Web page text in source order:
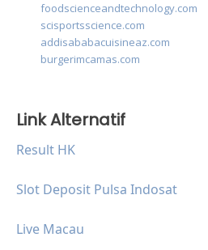
foodscienceandtechnology.com
scisportsscience.com
addisababacuisineaz.com
burgerimcamas.com
Link Alternatif
Result HK
Slot Deposit Pulsa Indosat
Live Macau